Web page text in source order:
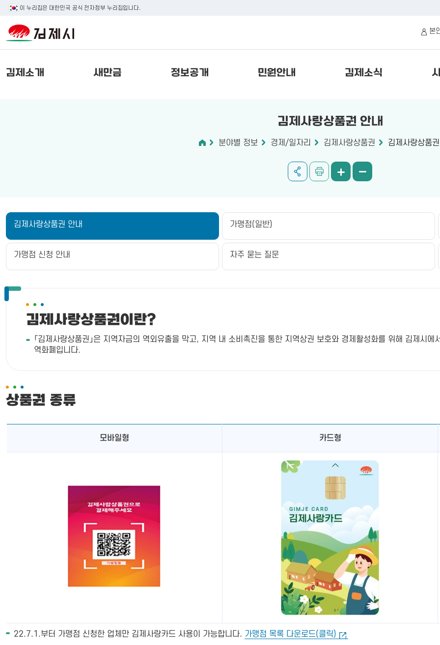
이 누리집은 대한민국 공식 전자정부 누리집입니다.
김제소개 새만금 정보공개 민원안내 김제소식
본
김제사랑상품권 안내
분야별 정보 경제/일자리 김제사랑상품권 김제사랑상품
김제사랑상품권 안내 가맹점(일반)
가맹점 신청 안내 자주 묻는 질문
김제사랑상품권이란?
「김제사랑상품권」은 지역자금의 역외유출을 막고, 지역 내 소비촉진을 통한 지역상권 보호와 경제활성화를 위해 김제시
역화폐입니다.
상품권 종류
모바일형 카드형
22.7.1.부터 가맹점 신청한 업체만 김제사랑카드 사용이 가능합니다. 가맹점 목록 다운로드(클릭)